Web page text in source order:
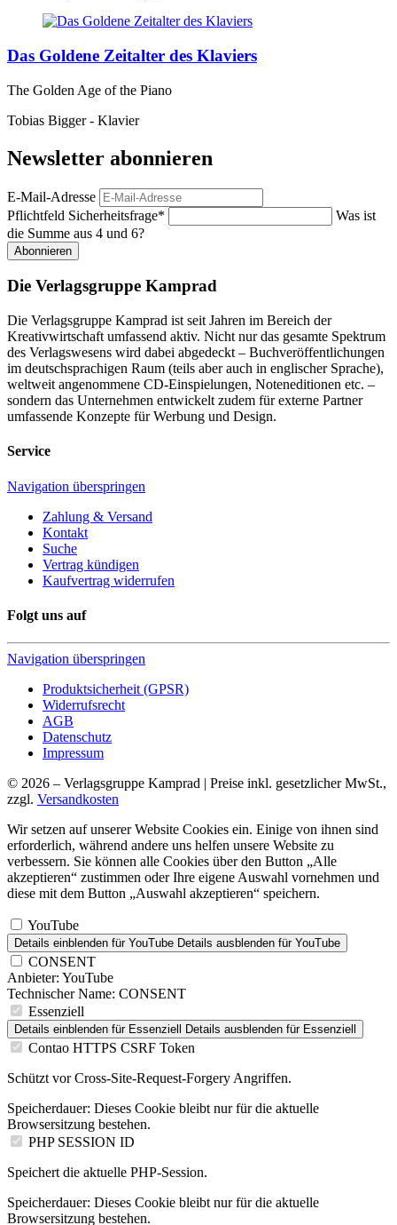
Das Goldene Zeitalter des Klaviers
The Golden Age of the Piano
Tobias Bigger - Klavier
Newsletter abonnieren
E-Mail-Adresse
Pflichtfeld Sicherheitsfrage*
Was ist
die Summe aus 4 und 6?
Abonnieren
Die Verlagsgruppe Kamprad
Die Verlagsgruppe Kamprad ist seit Jahren im Bereich der
Kreativwirtschaft umfassend aktiv. Nicht nur das gesamte Spektrum
des Verlagswesens wird dabei abgedeckt – Buchveröffentlichungen
im deutschsprachigen Raum (teils aber auch in englischer Sprache),
weltweit angenommene CD-Einspielungen, Noteneditionen etc. –
sondern das Unternehmen entwickelt zudem für externe Partner
umfassende Konzepte für Werbung und Design.
Service
Navigation überspringen
Zahlung & Versand
Kontakt
Suche
Vertrag kündigen
Kaufvertrag widerrufen
Folgt uns auf
Navigation überspringen
Produktsicherheit (GPSR)
Widerrufsrecht
AGB
Datenschutz
Impressum
© 2026 – Verlagsgruppe Kamprad | Preise inkl. gesetzlicher MwSt.,
zzgl. Versandkosten
Wir setzen auf unserer Website Cookies ein. Einige von ihnen sind
erforderlich, während andere uns helfen unsere Website zu
verbessern. Sie können alle Cookies über den Button „Alle
akzeptieren“ zustimmen oder Ihre eigene Auswahl vornehmen und
diese mit dem Button „Auswahl akzeptieren“ speichern.
YouTube
Details einblenden für YouTube Details ausblenden für YouTube
CONSENT
Anbieter: YouTube
Technischer Name: CONSENT
Essenziell
Details einblenden für Essenziell Details ausblenden für Essenziell
Contao HTTPS CSRF Token
Schützt vor Cross-Site-Request-Forgery Angriffen.
Speicherdauer: Dieses Cookie bleibt nur für die aktuelle
Browsersitzung bestehen.
PHP SESSION ID
Speichert die aktuelle PHP-Session.
Speicherdauer: Dieses Cookie bleibt nur für die aktuelle
Browsersitzung bestehen.